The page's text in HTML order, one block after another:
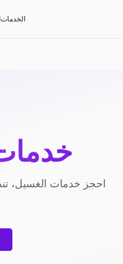
الخدمات
احجز خدمات الغسيل،